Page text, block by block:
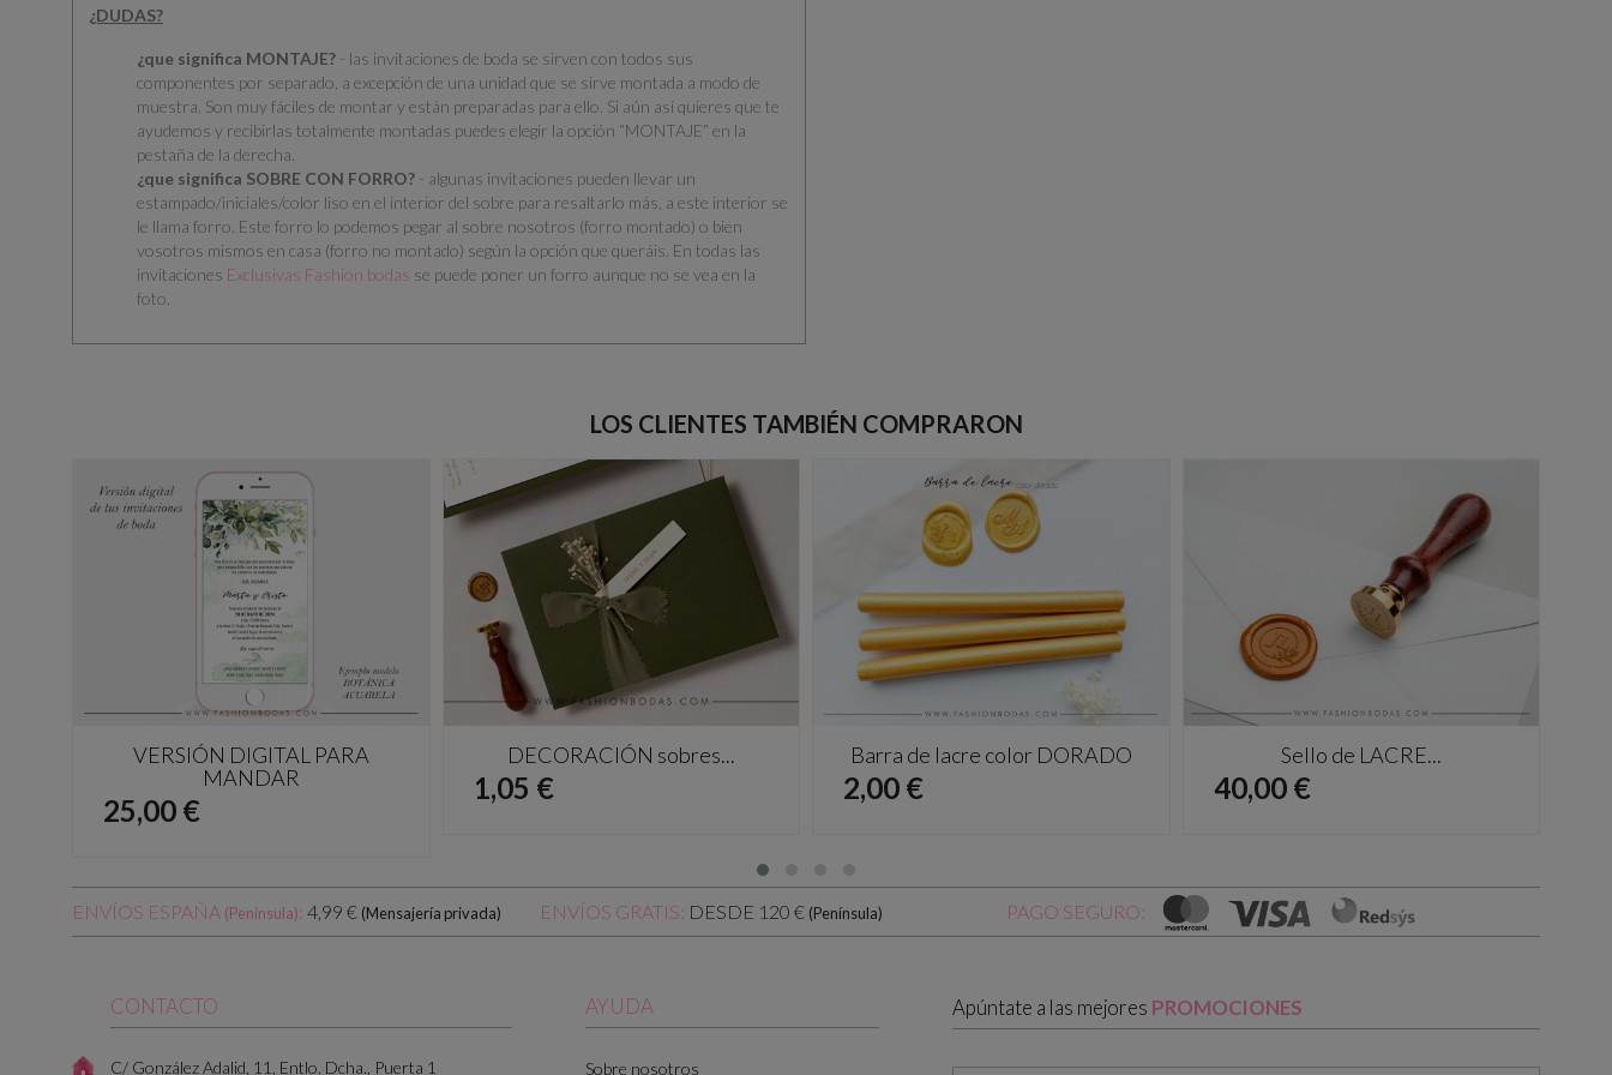
¿DUDAS?
¿que significa MONTAJE? - las invitaciones de boda se sirven con todos sus
componentes por separado , a excepción de una unidad que se sirve montada a modo de
muestra. Son muy fáciles de montar y están preparadas para ello. Si aún así quieres que te
ayudemos y recibirlas totalmente montadas puedes elegir la opción “MONTAJE” en la
pestaña de la derecha.
¿que significa SOBRE CON FORRO? - algunas invitaciones pueden llevar un
estampado/iniciales/color liso en el interior del sobre para resaltarlo más, a este interior se
le llama forro. Este forro lo podemos pegar al sobre nosotros (forro montado) o bien
vosotros mismos en casa (forro no montado) según la opción que queráis. En todas las
invitaciones Exclusivas Fashion bodas se puede poner un forro aunque no se vea en la
foto.
LOS CLIENTES TAMBIÉN COMPRARON
VERSIÓN DIGITAL PARA
MANDAR
Precio
25,00 €
DECORACIÓN sobres...
Precio
1,05 €
Barra de lacre color DORADO
Precio
2,00 €
Sello de LACRE...
Precio
40,00 €
ENVÍOS ESPAÑA (Península): 4,99 € (Mensajería privada) ENVÍOS GRATIS: DESDE 120 € (Península) PAGO SEGURO:
CONTACTO
C/ González Adalid, 11, Entlo. Dcha., Puerta 1
AYUDA
Sobre nosotros
Apúntate a las mejores PROMOCIONES